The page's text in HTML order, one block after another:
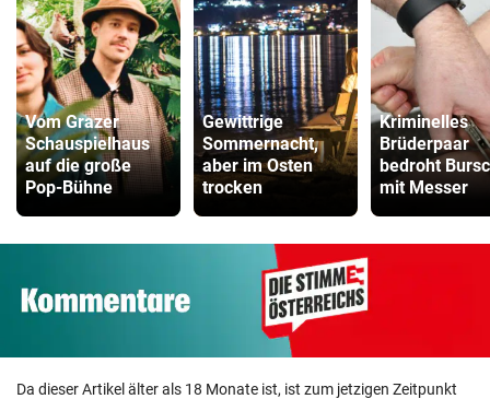
Vom Grazer
Schauspielhaus
auf die große
Pop-Bühne
Gewittrige
Sommernacht,
aber im Osten
trocken
Kriminelles
Brüderpaar
bedroht
mit Messer
Da dieser Artikel älter als 18 Monate ist, ist zum jetzigen Zeitpunkt